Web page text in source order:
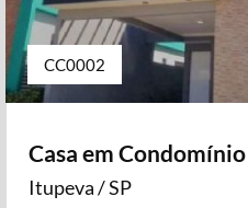
CC0002
Casa em Condomínio
Itupeva / SP